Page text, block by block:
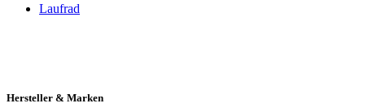
Laufrad
Hersteller & Marken